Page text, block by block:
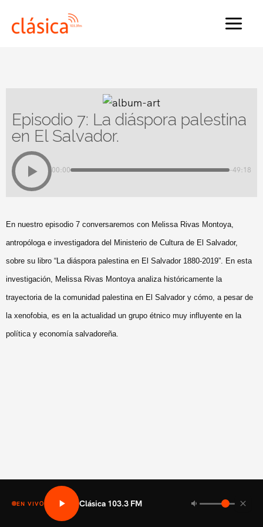
Episodio 7: La diáspora palestina
en El Salvador.
00:00 -49:18
En nuestro episodio 7 conversaremos con Melissa Rivas Montoya,
antropóloga e investigadora del Ministerio de Cultura de El Salvador,
sobre su libro “La diáspora palestina en El Salvador 1880-2019”. En esta
investigación, Melissa Rivas Montoya analiza históricamente la
trayectoria de la comunidad palestina en El Salvador y cómo, a pesar de
la xenofobia, es en la actualidad un grupo étnico muy influyente en la
política y economía salvadoreña.
EN VIVO Clásica 103.3 FM